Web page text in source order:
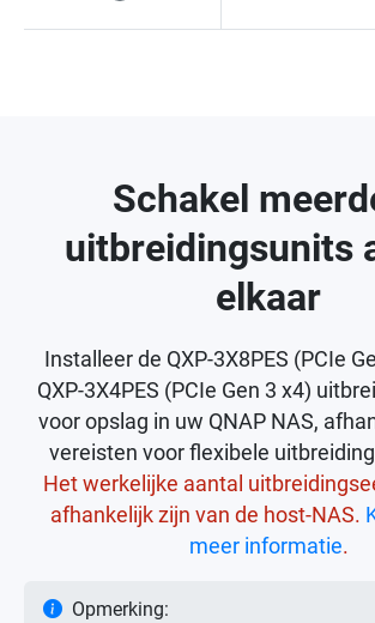
Schakel
uitbreidingsunits
elkaar
Installeer de QXP-3X8PES (PCIe
QXP-3X4PES (PCIe Gen 3 x4)
voor opslag in uw QNAP NAS,
vereisten voor flexibele
Het werkelijke aantal
afhankelijk zijn van de host-NAS.
meer informatie.
Opmerking: